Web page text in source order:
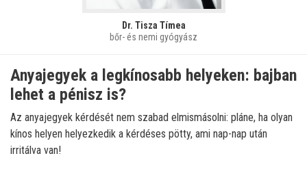
Dr. Tisza Tímea
bőr- és nemi gyógyász
Anyajegyek a legkínosabb helyeken: bajban
lehet a pénisz is?
Az anyajegyek kérdését nem szabad elmismásolni: pláne, ha olyan
kínos helyen helyezkedik a kérdéses pötty, ami nap-nap után
irritálva van!